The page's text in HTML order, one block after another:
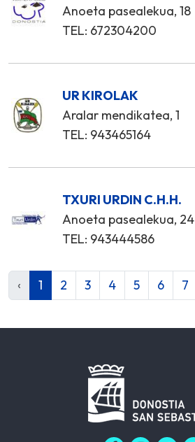
Anoeta pasealekua, 18
TEL: 672304200
UR KIROLAK
Aralar mendikatea, 1
TEL: 943465164
TXURI URDIN C.H.H.
Anoeta pasealekua, 24
TEL: 943444586
‹ 1 2 3 4 5 6 7